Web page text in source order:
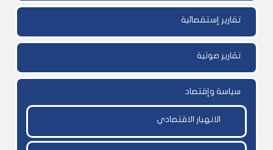
تقارير إستقصائية
تقارير صوتية
سياسة وإقتصاد
الانهيار الاقتصادي